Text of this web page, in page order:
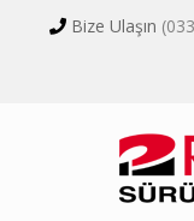
Bize Ulaşın